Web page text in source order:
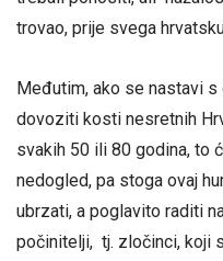
trovao, prije svega
Međutim, ako se nastavi s
dovoziti kosti nesretnih
svakih 50 ili 80 godina, to
nedogled, pa stoga ovaj
ubrzati, a poglavito raditi
počinitelji, tj. zločinci, koji